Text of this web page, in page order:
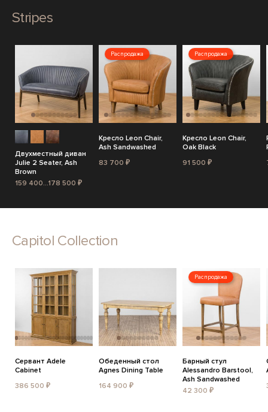
Stripes
Двухместный диван
Julie 2 Seater, Ash
Brown
159 400...178 500 ₽
Распродажа
Кресло Leon Chair,
Ash Sandwashed
83 700 ₽
Распродажа
Кресло Leon Chair,
Oak Black
91 500 ₽
Capitol Collection
Сервант Adele
Cabinet
386 500 ₽
Обеденный стол
Agnes Dining Table
164 900 ₽
Распродажа
Барный стул
Alessandro Barstool,
Ash Sandwashed
42 300 ₽